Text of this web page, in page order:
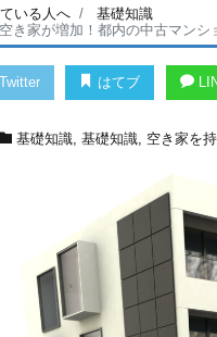
いる人へ
基礎知識
き家が増加！都内の中古マン
Twitter はてブ
基礎知識, 基礎知識, 空き家を